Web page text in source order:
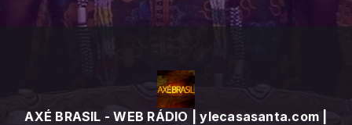
AXÉ BRASIL - WEB RÁDIO | ylecasasanta.com |